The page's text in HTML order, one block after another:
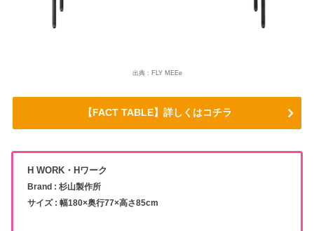
出典 : FLY MEEe
【FACT TABLE】詳しくはコチラ
H WORK・Hワーク
Brand : 杉山製作所
サイズ : 幅180×奥行77×高さ85cm